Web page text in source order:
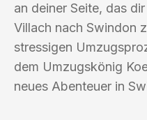
an deiner Seite, das
Villach nach Swindon
stressigen
dem Umzugskönig
neues Abenteuer in